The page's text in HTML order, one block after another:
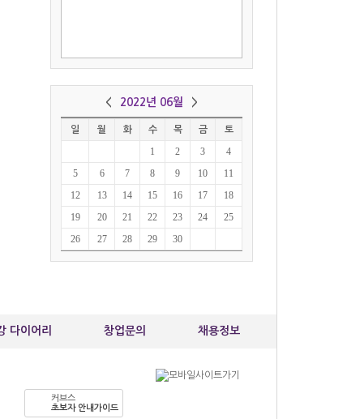
< 2022년 06월 >
일 월 화 수 목 금 토
1 2 3
4
5
6 7 8 9 10
11
12
13 14 15 16 17
18
19
20 21 22 23 24
25
26
27 28 29 30
다이어리 창업문의 채용정보
커브스
초보자 안내가이드